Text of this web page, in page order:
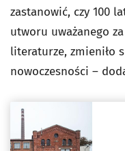
zastanowić, czy 100
utworu uważanego
literaturze, zmieniło
nowoczesności –